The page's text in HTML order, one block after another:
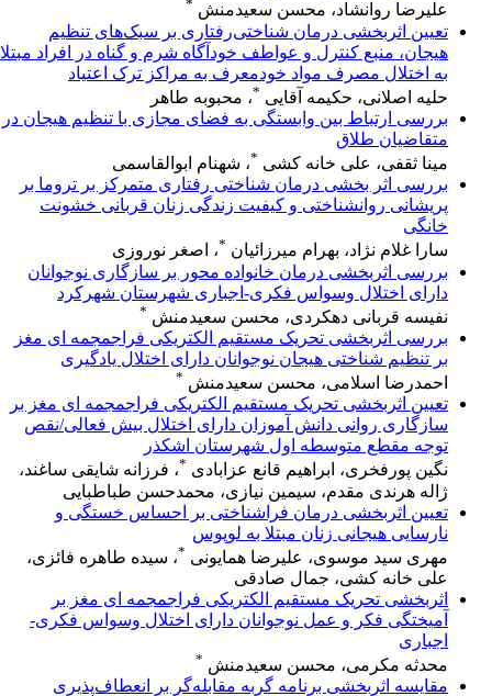
علیرضا روانشاد، محسن سعیدمنش *
تعیین اثربخشی درمان شناختی‌رفتاری بر سبک‌های تنظیم
هیجان، منبع کنترل و عواطف خودآگاه شرم و گناه در افراد مبتلا
به اختلال مصرف مواد خودمعرف به مراکز ترک اعتیاد
حلیه اصلانی، حکیمه آقایی *، محبوبه طاهر
بررسی ارتباط بین وابستگی به فضای مجازی با تنظیم هیجان در
متقاضیان طلاق
مینا ثقفی، علی خانه کشی *، شهنام ابوالقاسمی
بررسی اثر بخشی درمان شناختی رفتاری متمرکز بر تروما بر
پریشانی روانشناختی و کیفیت زندگی زنان قربانی خشونت
خانگی
سارا غلام نژاد، بهرام میرزائیان * ، اصغر نوروزی
بررسی اثربخشی درمان خانواده محور بر سازگاری نوجوانان
دارای اختلال وسواس فکری-اجباری شهرستان شهرکرد
نفیسه قربانی دهکردی، محسن سعیدمنش *
بررسی اثربخشی تحریک مستقیم الکتریکی فراجمجمه ای مغز
بر تنظیم شناختی هیجان نوجوانان دارای اختلال یادگیری
احمدرضا اسلامی، محسن سعیدمنش *
تعیین اثربخشی تحریک مستقیم الکتریکی فراجمجمه ای مغز بر
سازگاری روانی دانش آموزان دارای اختلال بیش فعالی/نقص
توجه مقطع متوسطه اول شهرستان اشکذر
نگین پورفخری، ابراهیم قانع عزابادی * ، فرزانه شایقی ساغند،
ژاله هرندی مقدم، سیمین نیازی، محمدحسن طباطبایی
تعیین اثربخشی درمان فراشناختی بر احساس خستگی و
نارسایی هیجانی زنان مبتلا به لوپوس
مهری سید موسوی، علیرضا همایونی *، سیده طاهره فائزی،
علی خانه کشی، جمال صادقی
اثربخشی تحریک مستقیم الکتریکی فراجمجمه ای مغز بر
آمیختگی فکر و عمل نوجوانان دارای اختلال وسواس فکری-
اجباری
محدثه مکرمی، محسن سعیدمنش *
مقایسه اثربخشی برنامه گربه مقابله‌گر بر انعطاف‌پذیری